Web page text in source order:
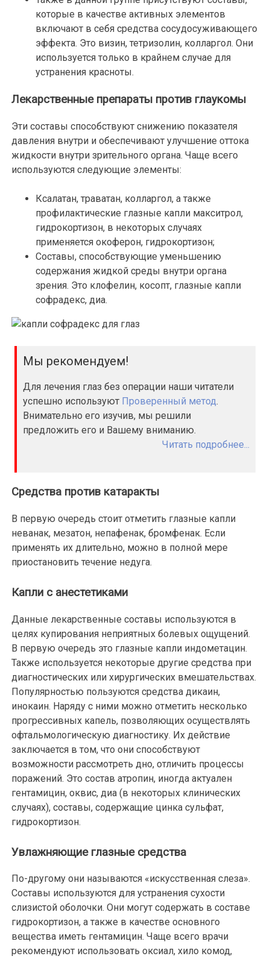
которые в качестве активных элементов
включают в себя средства сосудосуживающего
эффекта. Это визин, тетризолин, колларгол. Они
используется только в крайнем случае для
устранения красноты.
Лекарственные препараты против глаукомы
Эти составы способствуют снижению показателя
давления внутри и обеспечивают улучшение оттока
жидкости внутри зрительного органа. Чаще всего
используются следующие элементы:
Ксалатан, траватан, колларгол, а также
профилактические глазные капли макситрол,
гидрокортизон, в некоторых случаях
применяется окоферон, гидрокортизон;
Составы, способствующие уменьшению
содержания жидкой среды внутри органа
зрения. Это клофелин, косопт, глазные капли
софрадекс, диа.
Мы рекомендуем!
Для лечения глаз без операции наши читатели
успешно используют Проверенный метод.
Внимательно его изучив, мы решили
предложить его и Вашему вниманию.
Читать подробнее...
Средства против катаракты
В первую очередь стоит отметить глазные капли
неванак, мезатон, непафенак, бромфенак. Если
применять их длительно, можно в полной мере
приостановить течение недуга.
Капли с анестетиками
Данные лекарственные составы используются в
целях купирования неприятных болевых ощущений.
В первую очередь это глазные капли индометацин.
Также используется некоторые другие средства при
диагностических или хирургических вмешательствах.
Популярностью пользуются средства дикаин,
инокаин. Наряду с ними можно отметить несколько
прогрессивных капель, позволяющих осуществлять
офтальмологическую диагностику. Их действие
заключается в том, что они способствуют
возможности рассмотреть дно, отличить процессы
поражений. Это состав атропин, иногда актуален
гентамицин, оквис, диа (в некоторых клинических
случаях), составы, содержащие цинка сульфат,
гидрокортизон.
Увлажняющие глазные средства
По-другому они называются «искусственная слеза».
Составы используются для устранения сухости
слизистой оболочки. Они могут содержать в составе
гидрокортизон, а также в качестве основного
вещества иметь гентамицин. Чаще всего врачи
рекомендуют использовать оксиал, хило комод,